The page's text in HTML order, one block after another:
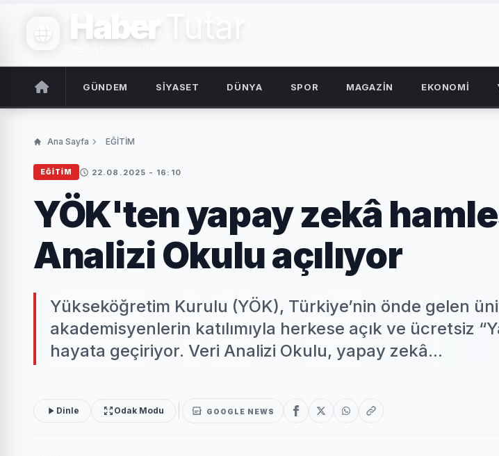
Haber Tutar
GÜNDEM SİYASET DÜNYA SPOR MAGAZİN EKONOMİ
Ana Sayfa EĞİTİM
EĞİTİM 22.08.2025 - 16:10
YÖK'ten yapay zekâ
Analizi Okulu açılıyor
Yükseköğretim Kurulu (YÖK), Türkiye’nin önde gelen
akademisyenlerin katılımıyla herkese açık ve ücretsiz
hayata geçiriyor. Veri Analizi Okulu, yapay zekâ...
Dinle Odak Modu GOOGLE NEWS